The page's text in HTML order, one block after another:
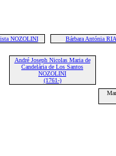
NOZOLINI Bárbara Antónia
André Joseph Nicolas Maria de
Candelária de Los Santos
NOZOLINI
(1761-)